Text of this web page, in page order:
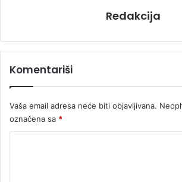
Redakcija
Komentariši
Vaša email adresa neće biti objavljivana.
označena sa *